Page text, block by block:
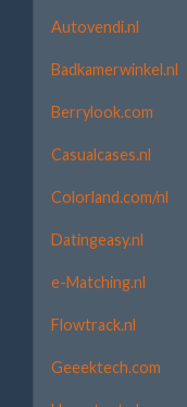
Autovendi.nl
Badkamerwinkel.nl
Berrylook.com
Casualcases.nl
Colorland.com/nl
Datingeasy.nl
e-Matching.nl
Flowtrack.nl
Geeektech.com